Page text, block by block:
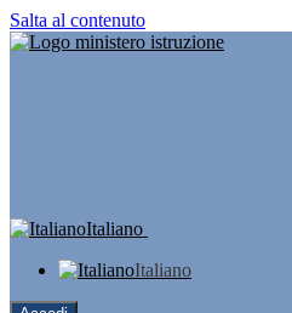
Salta al contenuto
Italiano
Italiano